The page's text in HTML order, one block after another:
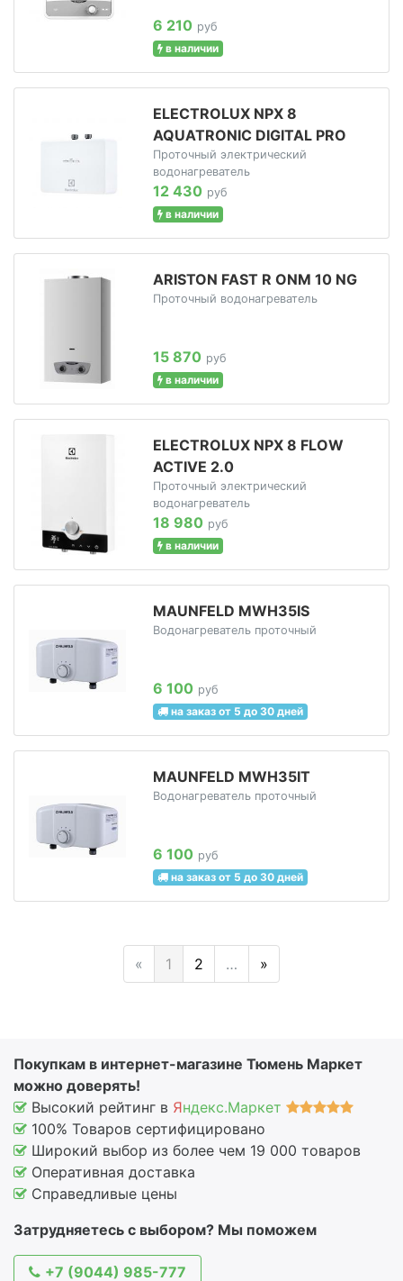
6 210 руб
в наличии
ELECTROLUX NPX 8
AQUATRONIC DIGITAL PRO
Проточный электрический
водонагреватель
12 430 руб
в наличии
ARISTON FAST R ONM 10 NG
Проточный водонагреватель
15 870 руб
в наличии
ELECTROLUX NPX 8 FLOW
ACTIVE 2.0
Проточный электрический
водонагреватель
18 980 руб
в наличии
MAUNFELD MWH35IS
Водонагреватель проточный
6 100 руб
на заказ от 5 до 30 дней
MAUNFELD MWH35IT
Водонагреватель проточный
6 100 руб
на заказ от 5 до 30 дней
« 1 2 … »
Покупкам в интернет-магазине Тюмень Маркет
можно доверять!
Высокий рейтинг в Яндекс.Маркет
100% Товаров сертифицировано
Широкий выбор из более чем 19 000 товаров
Оперативная доставка
Справедливые цены
Затрудняетесь с выбором? Мы поможем
+7 (9044) 985-777